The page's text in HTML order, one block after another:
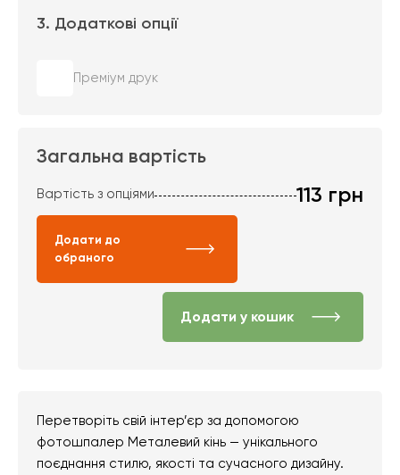
3. Додаткові опції
Преміум друк
Загальна вартість
Вартість з опціями 113 грн
Додати до
обраного
Додати у кошик
Перетворіть свій інтер’єр за допомогою
фотошпалер Металевий кінь — унікального
поєднання стилю, якості та сучасного дизайну.